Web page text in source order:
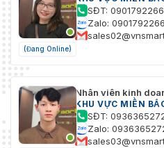
(Đang Online)
SĐT: 0901792266
Zalo: 0901792266
Nhân viên kinh
KHU VỰC MIỀN
SĐT:
Zalo: